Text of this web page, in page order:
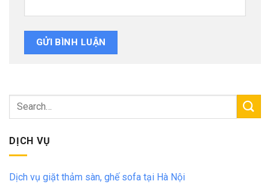
DỊCH VỤ
Dịch vụ giặt thảm sàn, ghế sofa tại Hà Nội